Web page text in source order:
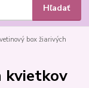
Hľadať
box žiarivých
kvietkov